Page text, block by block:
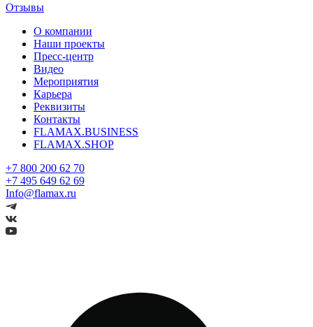
Отзывы
О компании
Наши проекты
Пресс-центр
Видео
Мероприятия
Карьера
Реквизиты
Контакты
FLAMAX.BUSINESS
FLAMAX.SHOP
+7 800 200 62 70
+7 495 649 62 69
Info@flamax.ru